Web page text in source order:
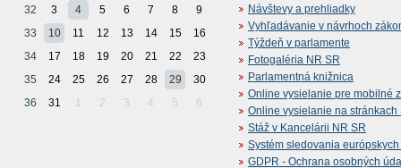
32
3 4 5 6 7 8
9
33
10 11 12 13 14 15
16
34
17 18 19 20 21 22
23
35
24 25 26 27 28 29
30
36
31 1 2 3 4 5 6
Návštevy a prehliadky
Vyhľadávanie v návrhoch
Týždeň v parlamente
Fotogaléria NR SR
Parlamentná knižnica
Online vysielanie pre mobilné
Online vysielanie na stránkach
Stáž v Kancelárii NR SR
Systém sledovania
GDPR - Ochrana osobných